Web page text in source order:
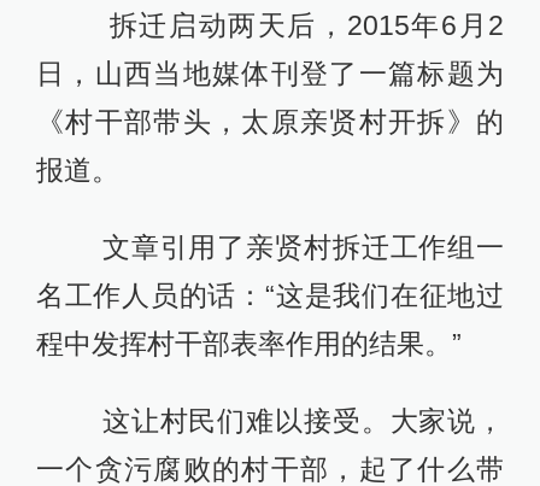
拆迁启动两天后，2015年6月2
日，山西当地媒体刊登了一篇标题为
《村干部带头，太原亲贤村开拆》的
报道。
文章引用了亲贤村拆迁工作组一
名工作人员的话：“这是我们在征地过
程中发挥村干部表率作用的结果。”
这让村民们难以接受。大家说，
一个贪污腐败的村干部，起了什么带